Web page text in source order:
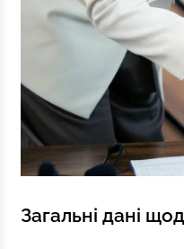
Загальні дані